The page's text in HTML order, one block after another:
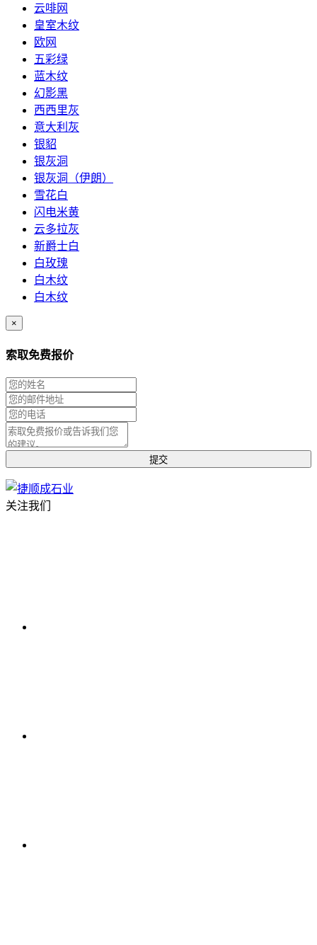
云啡网
皇室木纹
欧网
五彩绿
蓝木纹
幻影黑
西西里灰
意大利灰
银貂
银灰洞
银灰洞（伊朗）
雪花白
闪电米黄
云多拉灰
新爵士白
白玫瑰
白木纹
白木纹
×
索取免费报价
关注我们